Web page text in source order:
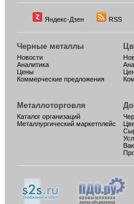
Яндекс-Дзен RSS
Черные металлы
Новости
Аналитика
Цены
Коммерческие предложения
Металлоторговля
Каталог организаций
Металлургический маркетплейс